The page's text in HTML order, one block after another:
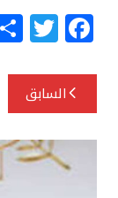
F
a
c
e
b
o
T
w
itt
e
r
تصفّح
المقالات
السابق